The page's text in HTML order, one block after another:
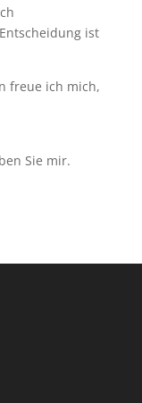
ist
freue ich mich,
Sie mir.